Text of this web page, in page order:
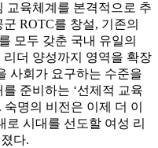
교육체계를 본격적으로 추
ROTC를 창설, 기존의
모두 갖춘 국내 유일의
더 양성까지 영역을 확장
사회가 요구하는 수준을
준비하는 ‘선제적 교육
명의 비전은 이제 더 이
시대를 선도할 여성 리
다.